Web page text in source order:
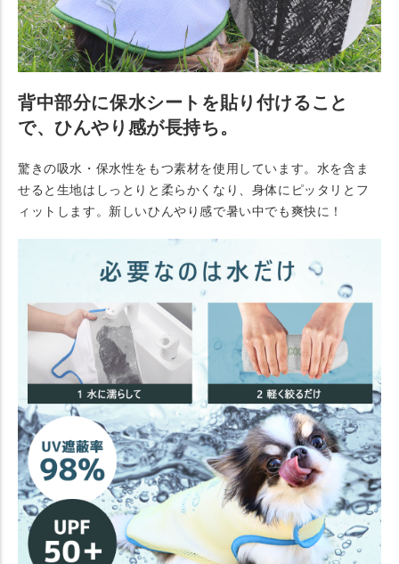
背中部分に保水シートを貼り付けること
で、ひんやり感が長持ち。
驚きの吸水・保水性をもつ素材を使用しています。水を含ま
せると生地はしっとりと柔らかくなり、身体にピッタリとフ
ィットします。新しいひんやり感で暑い中でも爽快に！